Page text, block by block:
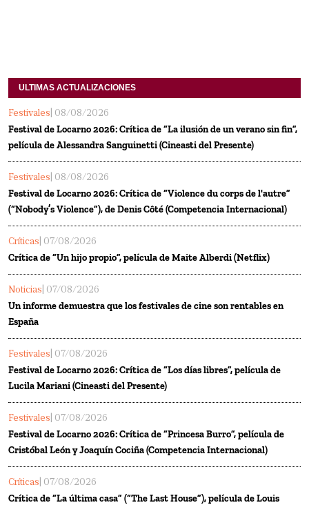
ULTIMAS ACTUALIZACIONES
Festivales | 08/08/2026
Festival de Locarno 2026: Crítica de “La ilusión de un verano sin fin”,
película de Alessandra Sanguinetti (Cineasti del Presente)
Festivales | 08/08/2026
Festival de Locarno 2026: Crítica de “Violence du corps de l'autre”
(“Nobody’s Violence”), de Denis Côté (Competencia Internacional)
Críticas | 07/08/2026
Crítica de “Un hijo propio”, película de Maite Alberdi (Netflix)
Noticias | 07/08/2026
Un informe demuestra que los festivales de cine son rentables en
España
Festivales | 07/08/2026
Festival de Locarno 2026: Crítica de “Los días libres”, película de
Lucila Mariani (Cineasti del Presente)
Festivales | 07/08/2026
Festival de Locarno 2026: Crítica de “Princesa Burro”, película de
Cristóbal León y Joaquín Cociña (Competencia Internacional)
Críticas | 07/08/2026
Crítica de “La última casa” (“The Last House”), película de Louis